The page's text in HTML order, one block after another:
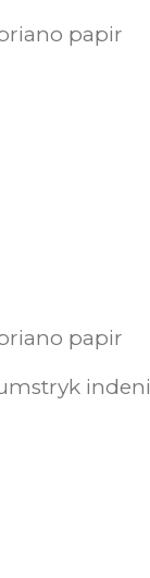
papir
papir
indeni